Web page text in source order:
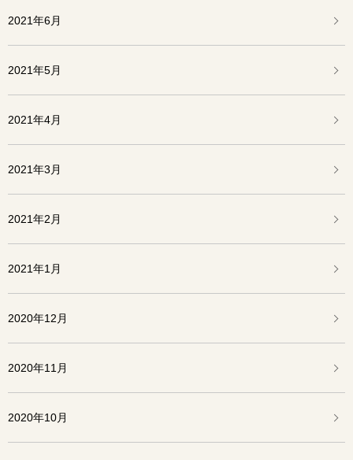
2021年6月
2021年5月
2021年4月
2021年3月
2021年2月
2021年1月
2020年12月
2020年11月
2020年10月